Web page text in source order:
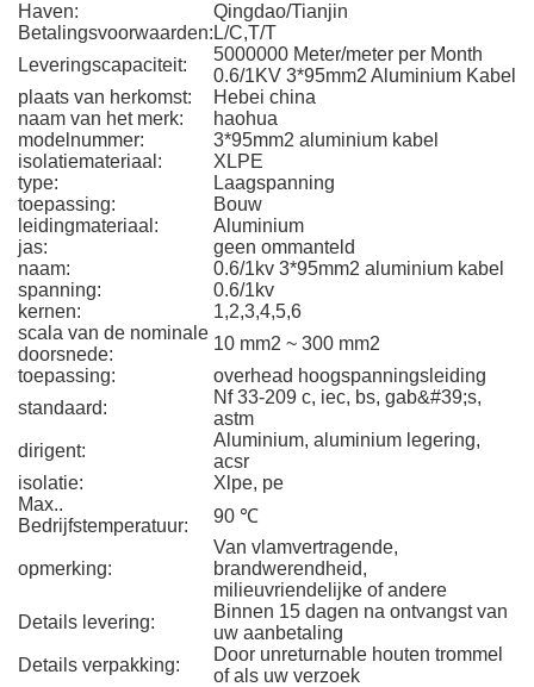
Haven:
Qingdao/Tianjin
Betalingsvoorwaarden: L/C,T/T
Leveringscapaciteit:
5000000 Meter/meter per Month
0.6/1KV 3*95mm2 Aluminium Kabel
plaats van herkomst:
Hebei china
naam van het merk:
haohua
modelnummer:
3*95mm2 aluminium kabel
isolatiemateriaal:
XLPE
type:
Laagspanning
toepassing:
Bouw
leidingmateriaal:
Aluminium
jas:
geen ommanteld
naam:
0.6/1kv 3*95mm2 aluminium kabel
spanning:
0.6/1kv
kernen:
1,2,3,4,5,6
scala van de nominale
doorsnede:
10 mm2 ~ 300 mm2
toepassing:
overhead hoogspanningsleiding
standaard:
Nf 33-209 c, iec, bs, gab&#39;s,
astm
dirigent:
Aluminium, aluminium legering,
acsr
isolatie:
Xlpe, pe
Max..
Bedrijfstemperatuur:
90 ℃
opmerking:
Van vlamvertragende,
brandwerendheid,
milieuvriendelijke of andere
Details levering:
Binnen 15 dagen na ontvangst van
uw aanbetaling
Details verpakking:
Door unreturnable houten trommel
of als uw verzoek